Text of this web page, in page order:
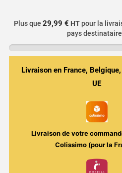
Fruité
Cactus,
Corossol
Plus que 29,99 € HTpour la
pays
Livraison en France,
UE
Livraison de votre
Colissimo (pour la